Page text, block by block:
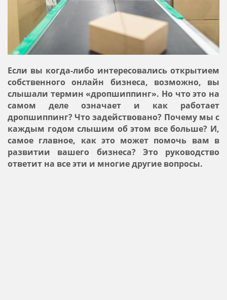
Если вы когда-либо интересовались открытием
собственного онлайн бизнеса, возможно, вы
слышали термин «дропшиппинг». Но что это на
самом деле означает и как работает
дропшиппинг? Что задействовано? Почему мы с
каждым годом слышим об этом все больше? И,
самое главное, как это может помочь вам в
развитии вашего бизнеса? Это руководство
ответит на все эти и многие другие вопросы.